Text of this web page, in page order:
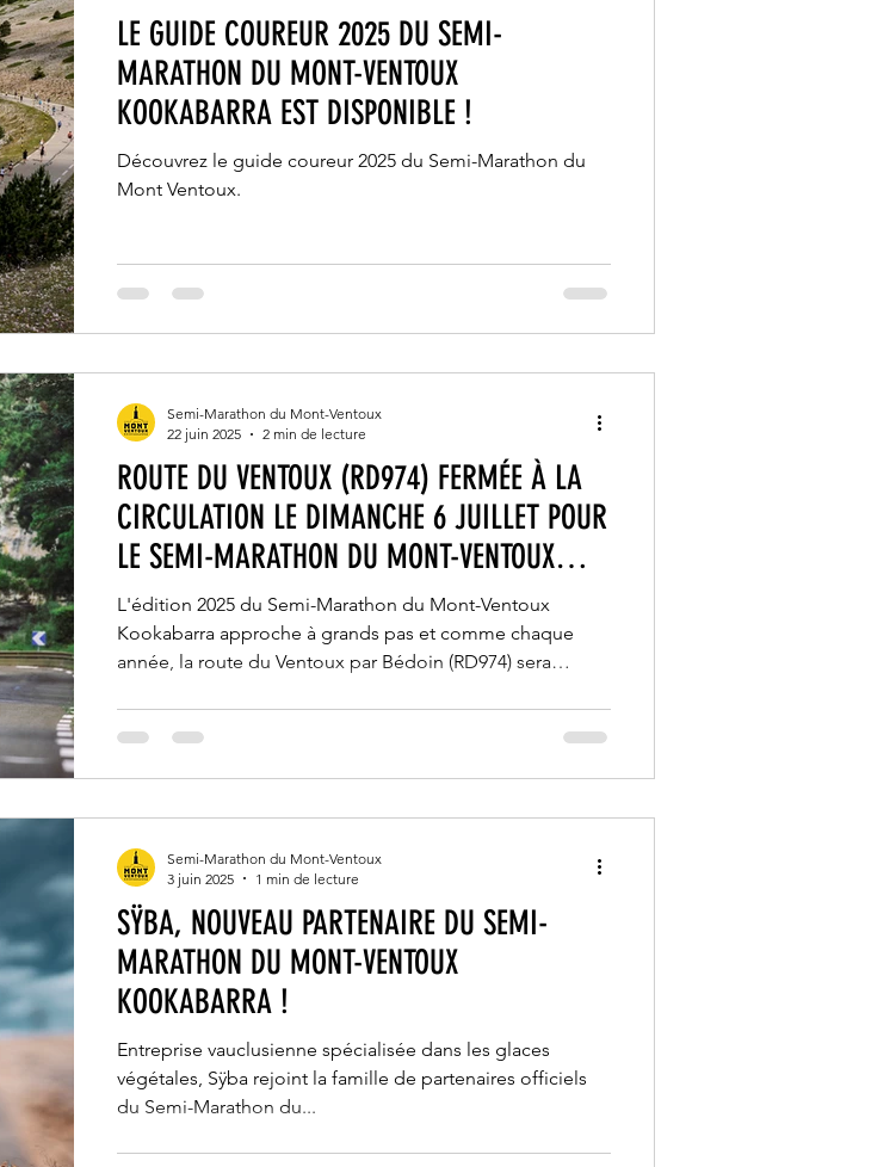
LE GUIDE COUREUR 2025 DU SEMI-
MARATHON DU MONT-VENTOUX
KOOKABARRA EST DISPONIBLE !
Découvrez le guide coureur 2025 du Semi-Marathon du
Mont Ventoux.
ROUTE DU VENTOUX (RD974) FERMÉE À LA
CIRCULATION LE DIMANCHE 6 JUILLET POUR
LE SEMI-MARATHON DU MONT-VENTOUX
KOOKABARRA (VÉHICULES ET VÉLOS),
TOUTES LES INFORMATIONS À SAVOIR !
L'édition 2025 du Semi-Marathon du Mont-Ventoux
Kookabarra approche à grands pas et comme chaque
année, la route du Ventoux par Bédoin (RD974) sera
vélos de 7H30 à 13H. Une mesure prise pour assurer la
sécurité des participants, bénévoles et prestataires qui
Semi-Marathon du Mont-Ventoux
22 juin 2025
2 min de lecture
SŸBA, NOUVEAU PARTENAIRE DU SEMI-
MARATHON DU MONT-VENTOUX
KOOKABARRA !
Entreprise vauclusienne spécialisée dans les glaces
végétales, Sÿba rejoint la famille de partenaires officiels
du Semi-Marathon du...
Semi-Marathon du Mont-Ventoux
3 juin 2025
1 min de lecture